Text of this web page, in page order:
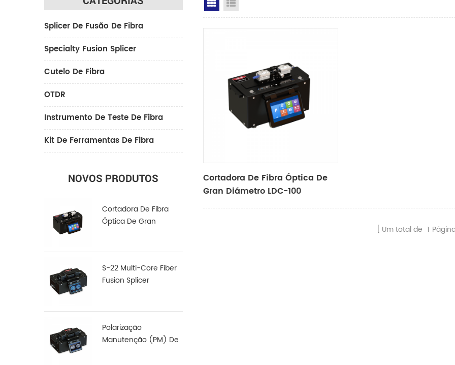
Splicer De Fusão De Fibra
Specialty Fusion Splicer
Cutelo De Fibra
OTDR
Instrumento De Teste De Fibra
Kit De Ferramentas De Fibra
NOVOS PRODUTOS
Cortadora De Fibra
Óptica De Gran
S-22 Multi-Core Fiber
Fusion Splicer
Polarização
Manutenção (PM) De
Grid View
Cortadora De Fibra Óptica De
Gran Diámetro LDC-100
Um total de 1